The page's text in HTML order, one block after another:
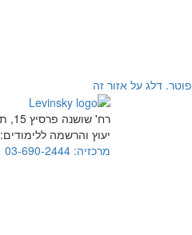
פוטר. דלג על אזור זה
רח' שושנה פרסיץ 15, תל אביב
יעוץ והרשמה ללימודים:
מרכזיה: 03-690-2444